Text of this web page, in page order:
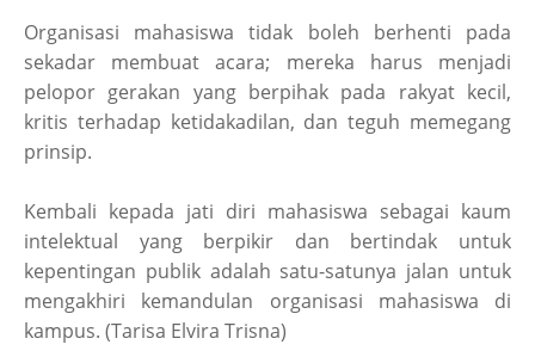
Organisasi mahasiswa tidak boleh berhenti pada
sekadar membuat acara; mereka harus menjadi
pelopor gerakan yang berpihak pada rakyat kecil,
kritis terhadap ketidakadilan, dan teguh memegang
prinsip.
Kembali kepada jati diri mahasiswa sebagai kaum
intelektual yang berpikir dan bertindak untuk
kepentingan publik adalah satu-satunya jalan untuk
mengakhiri kemandulan organisasi mahasiswa di
kampus. (Tarisa Elvira Trisna)